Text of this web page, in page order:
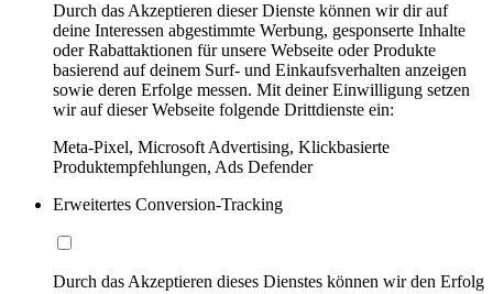
Durch das Akzeptieren dieser Dienste können wir dir auf
deine Interessen abgestimmte Werbung, gesponserte Inhalte
oder Rabattaktionen für unsere Webseite oder Produkte
basierend auf deinem Surf- und Einkaufsverhalten anzeigen
sowie deren Erfolge messen. Mit deiner Einwilligung setzen
wir auf dieser Webseite folgende Drittdienste ein:
Meta-Pixel, Microsoft Advertising, Klickbasierte
Produktempfehlungen, Ads Defender
Erweitertes Conversion-Tracking
Durch das Akzeptieren dieses Dienstes können wir den Erfolg